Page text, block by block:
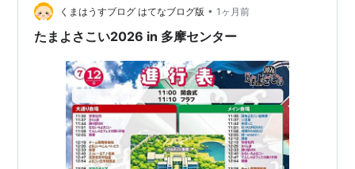
で、素材本来の旨みを存分に感じ…
くまはうすブログ はてなブログ版 • 1ヶ月前
たまよさこい2026 in 多摩センター